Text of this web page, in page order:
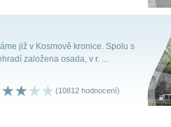
již v Kosmově kronice. Spolu s
založena osada, v r. ...
(10812 hodnocení)